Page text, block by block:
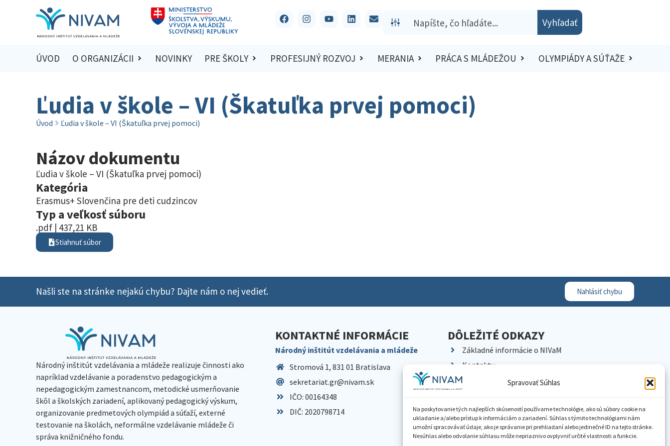
Spravovať Súhlas
Na poskytovanie tých najlepších skúseností používame technológie, ako sú súbory cookie na
ukladanie a/alebo prístup k informáciám o zariadení. Súhlas s týmito technológiami nám
umožní spracovávať údaje, ako je správanie pri prehliadaní alebo jedinečné ID na tejto stránke.
Nesúhlas alebo odvolanie súhlasu môže nepriaznivo ovplyvniť určité vlastnosti a funkcie.
Vyhľadať
ÚVOD O ORGANIZÁCII NOVINKY PRE ŠKOLY PROFESIJNÝ ROZVOJ MERANIA PRÁCA S MLÁDEŽOU OLYMPIÁDY A SÚŤAŽE
Ľudia v škole – VI (Škatuľka prvej pomoci)
Úvod Ľudia v škole – VI (Škatuľka prvej pomoci)
Názov dokumentu
Ľudia v škole – VI (Škatuľka prvej pomoci)
Kategória
Erasmus+ Slovenčina pre deti cudzincov
Typ a veľkosť súboru
.pdf | 437,21 KB
Stiahnuť súbor
Našli ste na stránke nejakú chybu? Dajte nám o nej vedieť. Nahlásiť chybu
Národný inštitút vzdelávania a mládeže realizuje činnosti ako
napríklad vzdelávanie a poradenstvo pedagogickým a
nepedagogickým zamestnancom, metodické usmerňovanie
škôl a školských zariadení, aplikovaný pedagogický výskum,
organizovanie predmetových olympiád a súťaží, externé
testovanie na školách, neformálne vzdelávanie mládeže či
správa knižničného fondu.
KONTAKTNÉ INFORMÁCIE
Národný inštitút vzdelávania a mládeže
Stromová 1, 831 01 Bratislava
sekretariat.gr@nivam.sk
IČO: 00164348
DIČ: 2020798714
DÔLEŽITÉ ODKAZY
Základné informácie o NIVaM
Kontakty
Kariéra
Pracoviská NIVaM
Dokumenty inštitúcie
Knižnica